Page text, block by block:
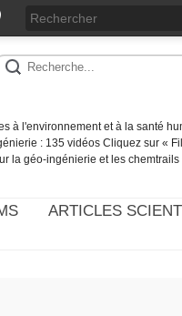
à l'environnement et à la santé
: 135 vidéos Cliquez sur «
la géo-ingénierie et les
ARTICLES